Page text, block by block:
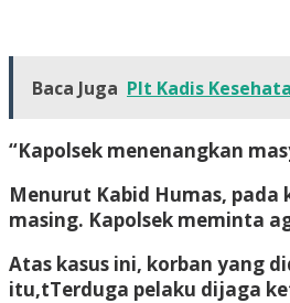
Baca Juga Plt Kadis
“Kapolsek menenangkan
Menurut Kabid Humas,
masing. Kapolsek meminta
Atas kasus ini, korban yang
itu,tTerduga pelaku dijaga